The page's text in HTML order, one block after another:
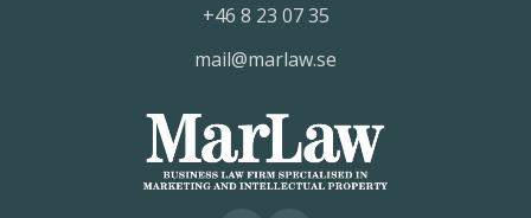
+46 8 23 07 35
mail@marlaw.se